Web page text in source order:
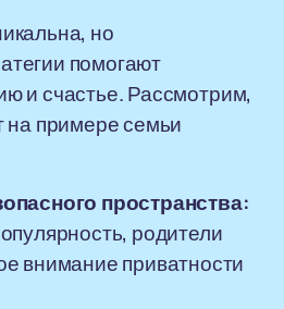
но
помогают
и счастье. Рассмотрим,
на примере семьи
пространства:
родители
внимание приватности